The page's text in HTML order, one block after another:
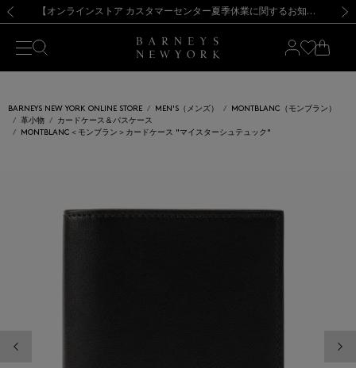
新規登録のお客様も対象！＜MY BARNEYS＞会員のお客様は11,000円（税込）以上のお買上げで常時送料無料！お買い物の際は会員登録を！
【夏季休業に伴う出荷一時停止のお知らせ】(2026.8.7) 【オンラインストア カスタマーセンター夏季休業に関するお知らせ】（2026.8.7）
【夏季休業に伴う返品・交換承り一時停止のお知らせ】（2026.8.5）
熊本県を中心とした地震の影響によるお荷物のお届けについて
【開催中】SUMMER SALEのご案内・ご注意事項 新規登録のお客様も対象！＜MY BARNEYS＞会員のお客様は11,000円（税込）以上のお買上げで常時送料無料！お買い物の際は会員登録を！
【夏季休業に伴う出荷一時停止のお知らせ】(2026.8.7)
BARNEYS NEW YORK ONLINE STORE MEN'S（メンズ）
MONTBLANC（モンブラン）
革小物
カードケース＆パスケース
MONTBLANC＜モンブラン＞カードケース "マイスターシュテュック"